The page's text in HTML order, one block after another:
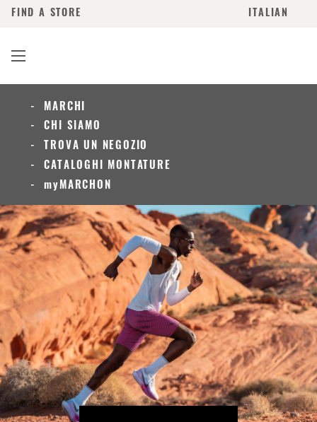
ITALIAN
FIND A STORE
MARCHI
CHI SIAMO
TROVA UN NEGOZIO
CATALOGHI MONTATURE
myMARCHON